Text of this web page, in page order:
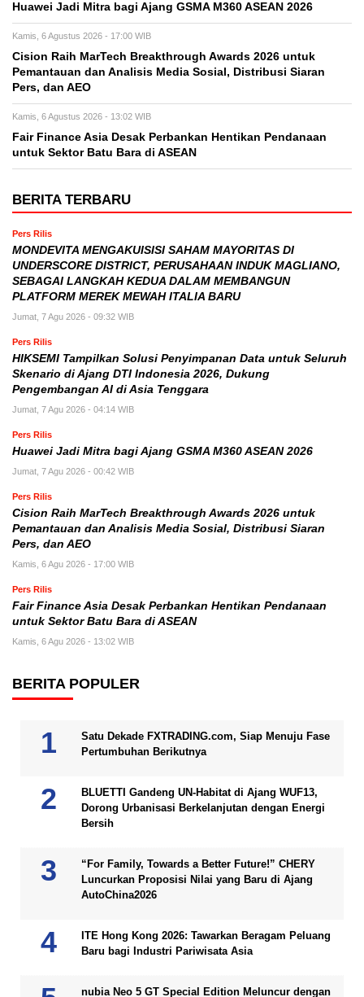
Huawei Jadi Mitra bagi Ajang GSMA M360 ASEAN 2026
Kamis, 6 Agustus 2026 - 17:00 WIB
Cision Raih MarTech Breakthrough Awards 2026 untuk
Pemantauan dan Analisis Media Sosial, Distribusi Siaran
Pers, dan AEO
Kamis, 6 Agustus 2026 - 13:02 WIB
Fair Finance Asia Desak Perbankan Hentikan Pendanaan
untuk Sektor Batu Bara di ASEAN
BERITA TERBARU
Pers Rilis
MONDEVITA MENGAKUISISI SAHAM MAYORITAS DI
UNDERSCORE DISTRICT, PERUSAHAAN INDUK MAGLIANO,
SEBAGAI LANGKAH KEDUA DALAM MEMBANGUN
PLATFORM MEREK MEWAH ITALIA BARU
Jumat, 7 Agu 2026 - 09:32 WIB
Pers Rilis
HIKSEMI Tampilkan Solusi Penyimpanan Data untuk Seluruh
Skenario di Ajang DTI Indonesia 2026, Dukung
Pengembangan AI di Asia Tenggara
Jumat, 7 Agu 2026 - 04:14 WIB
Pers Rilis
Huawei Jadi Mitra bagi Ajang GSMA M360 ASEAN 2026
Jumat, 7 Agu 2026 - 00:42 WIB
Pers Rilis
Cision Raih MarTech Breakthrough Awards 2026 untuk
Pemantauan dan Analisis Media Sosial, Distribusi Siaran
Pers, dan AEO
Kamis, 6 Agu 2026 - 17:00 WIB
Pers Rilis
Fair Finance Asia Desak Perbankan Hentikan Pendanaan
untuk Sektor Batu Bara di ASEAN
Kamis, 6 Agu 2026 - 13:02 WIB
BERITA POPULER
Satu Dekade FXTRADING.com, Siap Menuju Fase
Pertumbuhan Berikutnya
BLUETTI Gandeng UN-Habitat di Ajang WUF13,
Dorong Urbanisasi Berkelanjutan dengan Energi
Bersih
“For Family, Towards a Better Future!” CHERY
Luncurkan Proposisi Nilai yang Baru di Ajang
AutoChina2026
ITE Hong Kong 2026: Tawarkan Beragam Peluang
Baru bagi Industri Pariwisata Asia
nubia Neo 5 GT Special Edition Meluncur dengan